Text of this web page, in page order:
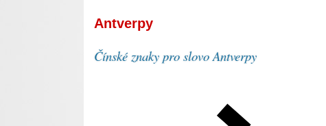
Antverpy
Čínské znaky pro slovo Antverpy